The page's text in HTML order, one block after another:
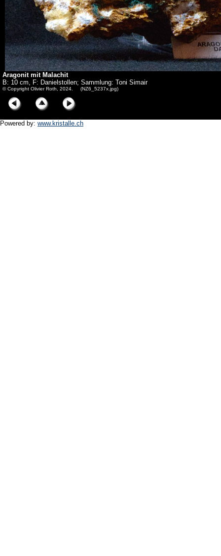
Aragonit mit Malachit
B: 10 cm, F: Danielstollen; Sammlung: Toni Simair
© Copyright Olivier Roth, 2024. (NZ6_5237x.jpg)
Powered by: www.kristalle.ch